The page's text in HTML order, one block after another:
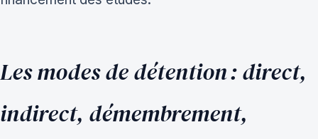
Les modes de détention : direct,
indirect, démembrement,